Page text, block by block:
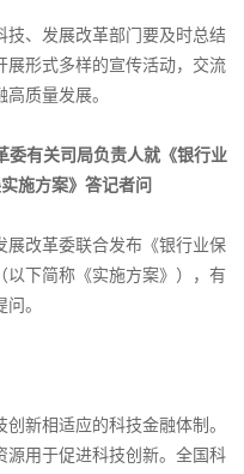
技、发展改革部门要及时总结
展形式多样的宣传活动，交流
质量发展。
委有关司局负责人就《银行业
施方案》答记者问
展改革委联合发布《银行业保
以下简称《实施方案》），有
。
新相适应的科技金融体制。
源用于促进科技创新。全国科